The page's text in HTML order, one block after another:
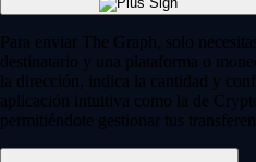
Para enviar The Graph, solo
destinatario y una plataforma o
la dirección, indica la cantidad y
aplicación intuitiva como la de
permitiéndote gestionar tus